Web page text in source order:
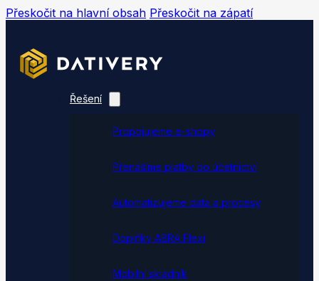
Přeskočit na hlavní obsah Přeskočit na zápatí
Řešení
Propojujeme e-shopy
Přenášíme platby do účetnictví
Automatizujeme data a procesy
Doplňky ABRA Flexi
Mobilní skladník